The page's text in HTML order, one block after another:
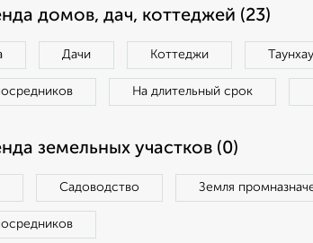
домов, дач, коттеджей (23)
Дачи Коттеджи
На длительный срок
земельных участков (0)
Садоводство Земля